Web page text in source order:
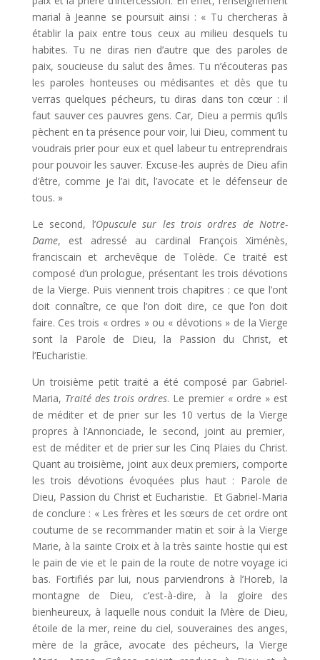
marial à Jeanne se poursuit ainsi : « Tu chercheras à
établir la paix entre tous ceux au milieu desquels tu
habites. Tu ne diras rien d’autre que des paroles de
paix, soucieuse du salut des âmes. Tu n’écouteras pas
les paroles honteuses ou médisantes et dès que tu
verras quelques pécheurs, tu diras dans ton cœur : il
faut sauver ces pauvres gens. Car, Dieu a permis qu’ils
pèchent en ta présence pour voir, lui Dieu, comment tu
voudrais prier pour eux et quel labeur tu entreprendrais
pour pouvoir les sauver. Excuse-les auprès de Dieu afin
d’être, comme je l’ai dit, l’avocate et le défenseur de
tous. »
Le second, l’Opuscule sur les trois ordres de Notre-
Dame, est adressé au cardinal François Ximénès,
franciscain et archevêque de Tolède. Ce traité est
composé d’un prologue, présentant les trois dévotions
de la Vierge. Puis viennent trois chapitres : ce que l’ont
doit connaître, ce que l’on doit dire, ce que l’on doit
faire. Ces trois « ordres » ou « dévotions » de la Vierge
sont la Parole de Dieu, la Passion du Christ, et
l’Eucharistie.
Un troisième petit traité a été composé par Gabriel-
Maria, Traité des trois ordres. Le premier « ordre » est
de méditer et de prier sur les 10 vertus de la Vierge
propres à l’Annonciade, le second, joint au premier,
est de méditer et de prier sur les Cinq Plaies du Christ.
Quant au troisième, joint aux deux premiers, comporte
les trois dévotions évoquées plus haut : Parole de
Dieu, Passion du Christ et Eucharistie. Et Gabriel-Maria
de conclure : « Les frères et les sœurs de cet ordre ont
coutume de se recommander matin et soir à la Vierge
Marie, à la sainte Croix et à la très sainte hostie qui est
le pain de vie et le pain de la route de notre voyage ici
bas. Fortifiés par lui, nous parviendrons à l’Horeb, la
montagne de Dieu, c’est-à-dire, à la gloire des
bienheureux, à laquelle nous conduit la Mère de Dieu,
étoile de la mer, reine du ciel, souveraines des anges,
mère de la grâce, avocate des pécheurs, la Vierge